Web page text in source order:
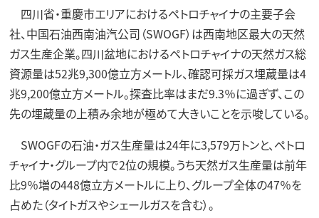
四川省・重慶市エリアにおけるペトロチャイナの主要子会
社、中国石油西南油汽公司（SWOGF）は西南地区最大の天然
ガス生産企業。四川盆地におけるペトロチャイナの天然ガス総
資源量は52兆9,300億立方メートル、確認可採ガス埋蔵量は4
兆9,200億立方メートル。探査比率はまだ9.3％に過ぎず、この
先の埋蔵量の上積み余地が極めて大きいことを示唆している。
SWOGFの石油・ガス生産量は24年に3,579万トンと、ペトロ
チャイナ・グループ内で2位の規模。うち天然ガス生産量は前年
比9％増の448億立方メートルに上り、グループ全体の47％を
占めた（タイトガスやシェールガスを含む）。